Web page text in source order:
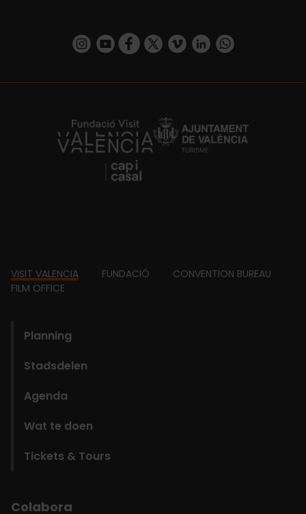
https://www.instagram.com/visit_valencia/
https://www.youtube.com/user/
https://www.facebook.com/
https://twitter.com/
https://vimeo.com/
https://www.linkedin.com/company/turismo-valencia/https://api.whatsapp.com/send/
https://fundacion.visitvalencia.com/
Footer
VISIT VALENCIA FUNDACIÓ
CONVENTION BUREAU
FILM OFFICE
Planning
Stadsdelen
Agenda
Wat te doen
Tickets & Tours
Colabora